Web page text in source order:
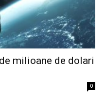
milioane de dolari
0